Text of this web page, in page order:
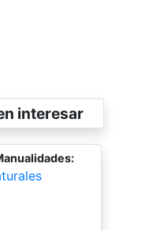
interesar